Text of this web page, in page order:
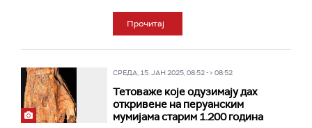
Прочитај
СРЕДА, 15. ЈАН 2025, 08:52 -> 08:52
Тетоваже које одузимају дах
откривене на перуанским
мумијама старим 1.200 година